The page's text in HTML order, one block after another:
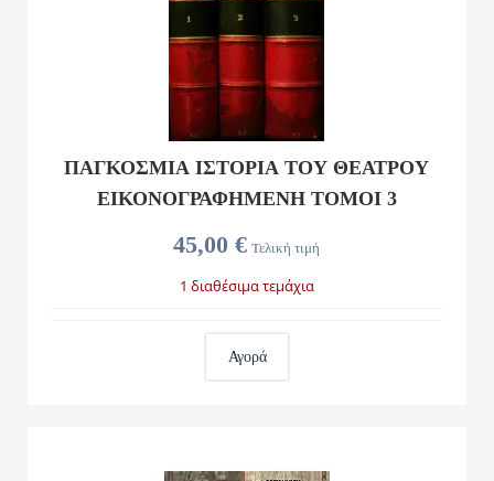
45,00 € Τελική τιμή
ΠΑΓΚΟΣΜΙΑ ΙΣΤΟΡΙΑ ΤΟΥ ΘΕΑΤΡΟΥ
ΕΙΚΟΝΟΓΡΑΦΗΜΕΝΗ ΤΟΜΟΙ 3
1 διαθέσιμα τεμάχια
Αγορά